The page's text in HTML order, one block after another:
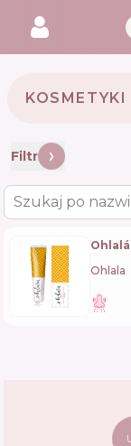
KOSMETYKI
Filtr
Szukaj po
Ohlala